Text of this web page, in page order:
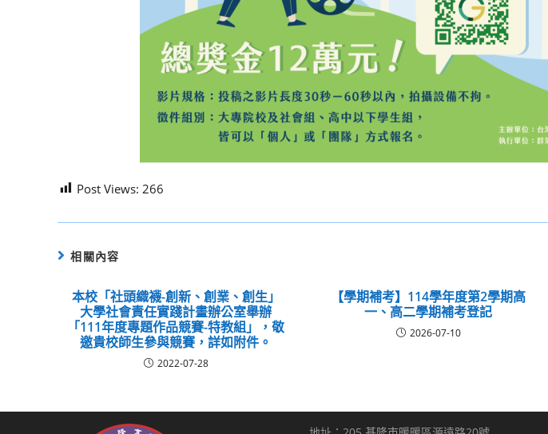
Post Views: 266
相關內容
本校「社頭織襪-創新、創業、創生」
大學社會責任實踐計畫辦公室舉辦
「111年度專題作品競賽-特教組」，敬
邀貴校師生參與競賽，詳如附件。
2022-07-28
【學期補考】114學年度第2學期高
一、高二學期補考登記
2026-07-10